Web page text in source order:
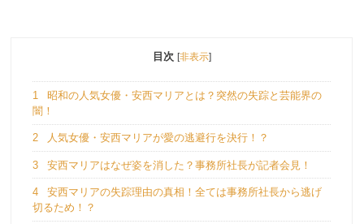
目次 [非表示]
1
昭和の人気女優・安西マリアとは？突然の失踪と芸能界の
闇！
2 人気女優・安西マリアが愛の逃避行を決行！？
3 安西マリアはなぜ姿を消した？事務所社長が記者会見！
4
安西マリアの失踪理由の真相！全ては事務所社長から逃げ
切るため！？